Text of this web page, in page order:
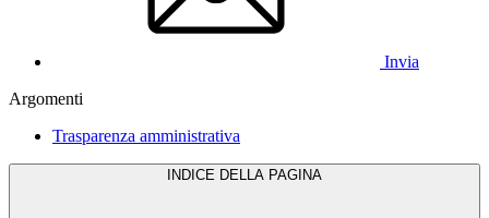
Invia
Argomenti
Trasparenza amministrativa
INDICE DELLA PAGINA